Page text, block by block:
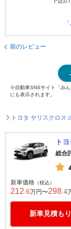
前のレビュー
※自動車SNSサイト「み
にも表示されます。
トヨタ ヤリスクロス
ト
総合
新車価格 （税込）
212 .6万円〜298 .4
新車見積も